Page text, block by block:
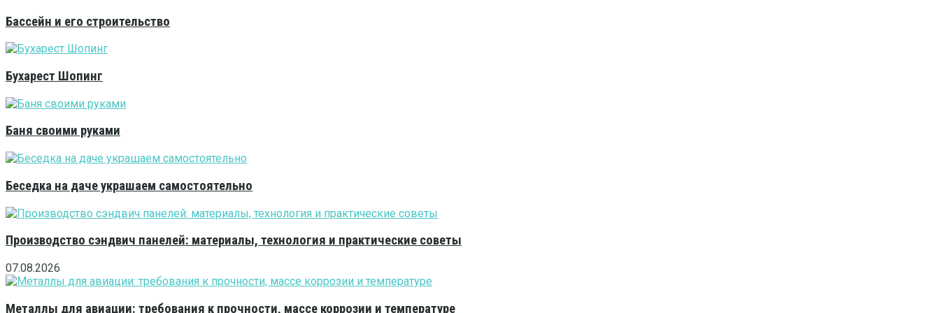
Бассейн и его строительство
Бухарест Шопинг
Баня своими руками
Беседка на даче украшаем самостоятельно
Производство сэндвич панелей: материалы, технология и практические советы
07.08.2026
Металлы для авиации: требования к прочности, массе коррозии и температуре